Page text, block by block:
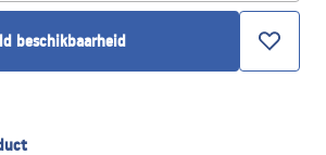
beschikbaarheid